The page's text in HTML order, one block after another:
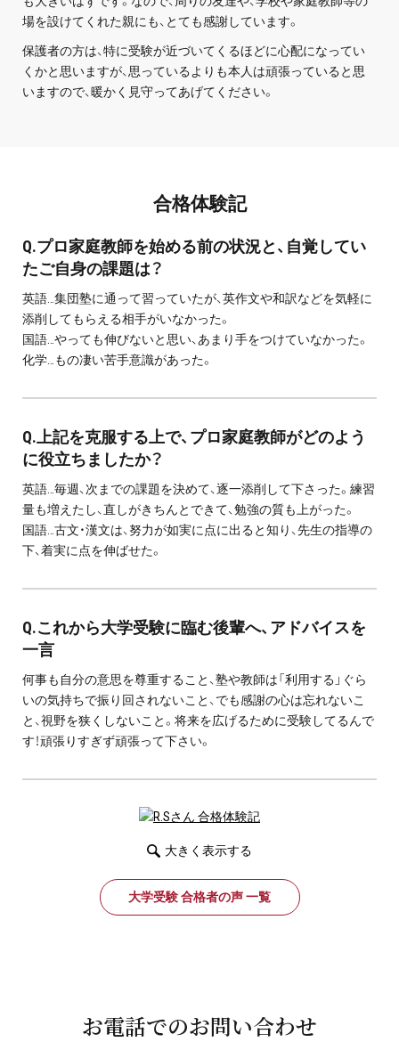
場を設けてくれた親にも、とても感謝しています。
保護者の方は、特に受験が近づいてくるほどに心配になってい
くかと思いますが、思っているよりも本人は頑張っていると思
いますので、暖かく見守ってあげてください。
合格体験記
Q.プロ家庭教師を始める前の状況と、自覚してい
たご自身の課題は？
英語…集団塾に通って習っていたが、英作文や和訳などを気軽に
添削してもらえる相手がいなかった。
国語…やっても伸びないと思い、あまり手をつけていなかった。
化学…もの凄い苦手意識があった。
Q.上記を克服する上で、プロ家庭教師がどのよう
に役立ちましたか？
英語…毎週、次までの課題を決めて、逐一添削して下さった。練習
量も増えたし、直しがきちんとできて、勉強の質も上がった。
国語…古文・漢文は、努力が如実に点に出ると知り、先生の指導の
下、着実に点を伸ばせた。
Q.これから大学受験に臨む後輩へ、アドバイスを
一言
何事も自分の意思を尊重すること、塾や教師は「利用する」ぐら
いの気持ちで振り回されないこと、でも感謝の心は忘れないこ
と、視野を狭くしないこと。将来を広げるために受験してるんで
す！頑張りすぎず頑張って下さい。
大きく表示する
大学受験 合格者の声 一覧
お電話でのお問い合わせ